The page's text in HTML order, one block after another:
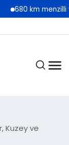
menzilli yeni
Kuzey ve